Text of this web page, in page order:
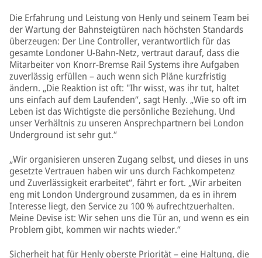
Die Erfahrung und Leistung von Henly und seinem Team bei
der Wartung der Bahnsteigtüren nach höchsten Standards
überzeugen: Der Line Controller, verantwortlich für das
gesamte Londoner U-Bahn-Netz, vertraut darauf, dass die
Mitarbeiter von Knorr-Bremse Rail Systems ihre Aufgaben
zuverlässig erfüllen – auch wenn sich Pläne kurzfristig
ändern. „Die Reaktion ist oft: "Ihr wisst, was ihr tut, haltet
uns einfach auf dem Laufenden“, sagt Henly. „Wie so oft im
Leben ist das Wichtigste die persönliche Beziehung. Und
unser Verhältnis zu unseren Ansprechpartnern bei London
Underground ist sehr gut.“
„Wir organisieren unseren Zugang selbst, und dieses in uns
gesetzte Vertrauen haben wir uns durch Fachkompetenz
und Zuverlässigkeit erarbeitet“, fährt er fort. „Wir arbeiten
eng mit London Underground zusammen, da es in ihrem
Interesse liegt, den Service zu 100 % aufrechtzuerhalten.
Meine Devise ist: Wir sehen uns die Tür an, und wenn es ein
Problem gibt, kommen wir nachts wieder.“
Sicherheit hat für Henly oberste Priorität – eine Haltung, die